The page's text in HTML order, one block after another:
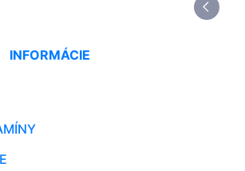
INFORMÁCIE